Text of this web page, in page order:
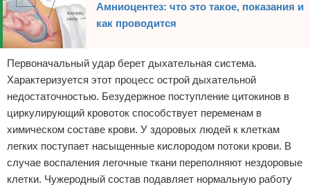
Амниоцентез: что это такое, показания и
как проводится
Первоначальный удар берет дыхательная система.
Характеризуется этот процесс острой дыхательной
недостаточностью. Безудержное поступление цитокинов в
циркулирующий кровоток способствует переменам в
химическом составе крови. У здоровых людей к клеткам
легких поступает насыщенные кислородом потоки крови. В
случае воспаления легочные ткани переполняют нездоровые
клетки. Чужеродный состав подавляет нормальную работу